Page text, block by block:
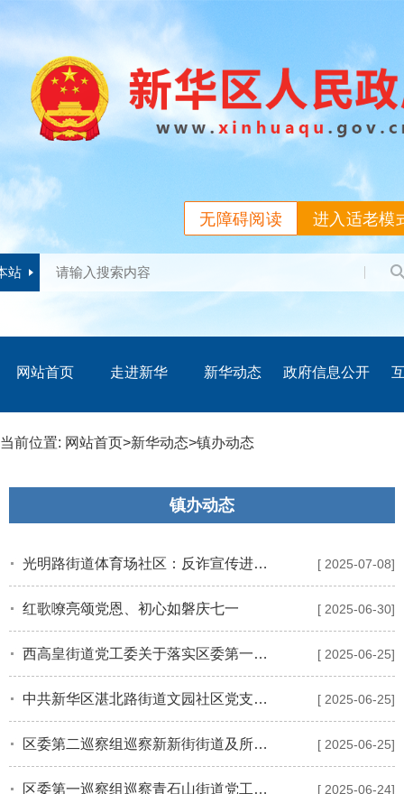
进入适老模
无障碍阅读
站
网站首页 走进新华 新华动态 政府信息公开
当前位置: 网站首页>新华动态>镇办动态
镇办动态
光明路街道体育场社区：反诈宣传进社区 多方携手筑防线 [ 2025-07-08]
红歌嘹亮颂党恩、初心如磐庆七一 [ 2025-06-30]
西高皇街道党工委关于落实区委第一巡察组反馈意见整改情况的通报 [ 2025-06-25]
中共新华区湛北路街道文园社区党支部关于巡察整改情况的通报 [ 2025-06-25]
区委第二巡察组巡察新新街街道及所辖村（社区）党组织情况反馈会议召开 [ 2025-06-25]
区委第一巡察组巡察青石山街道党工委及所辖西果店村、场坊村及西吴庄村党组织情况反馈会议召开 [ 2025-06-24]